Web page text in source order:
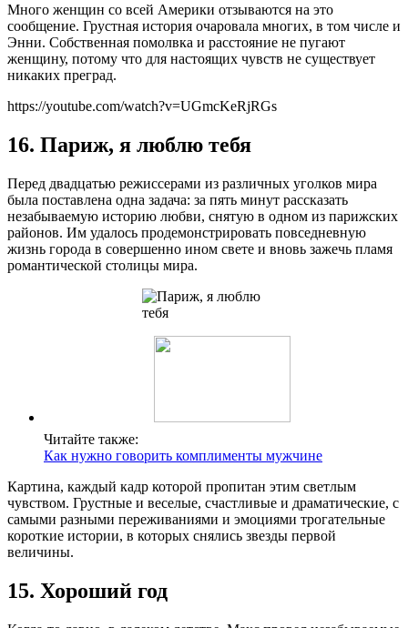
Много женщин со всей Америки отзываются на это
сообщение. Грустная история очаровала многих, в том числе и
Энни. Собственная помолвка и расстояние не пугают
женщину, потому что для настоящих чувств не существует
никаких преград.
https://youtube.com/watch?v=UGmcKeRjRGs
16. Париж, я люблю тебя
Перед двадцатью режиссерами из различных уголков мира
была поставлена одна задача: за пять минут рассказать
незабываемую историю любви, снятую в одном из парижских
районов. Им удалось продемонстрировать повседневную
жизнь города в совершенно ином свете и вновь зажечь пламя
романтической столицы мира.
Читайте также:
Как нужно говорить комплименты мужчине
Картина, каждый кадр которой пропитан этим светлым
чувством. Грустные и веселые, счастливые и драматические, с
самыми разными переживаниями и эмоциями трогательные
короткие истории, в которых снялись звезды первой
величины.
15. Хороший год